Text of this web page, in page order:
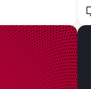
e
di Linux e gli